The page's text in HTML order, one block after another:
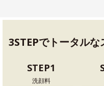
3STEPでトータル
STEP1
洗顔料